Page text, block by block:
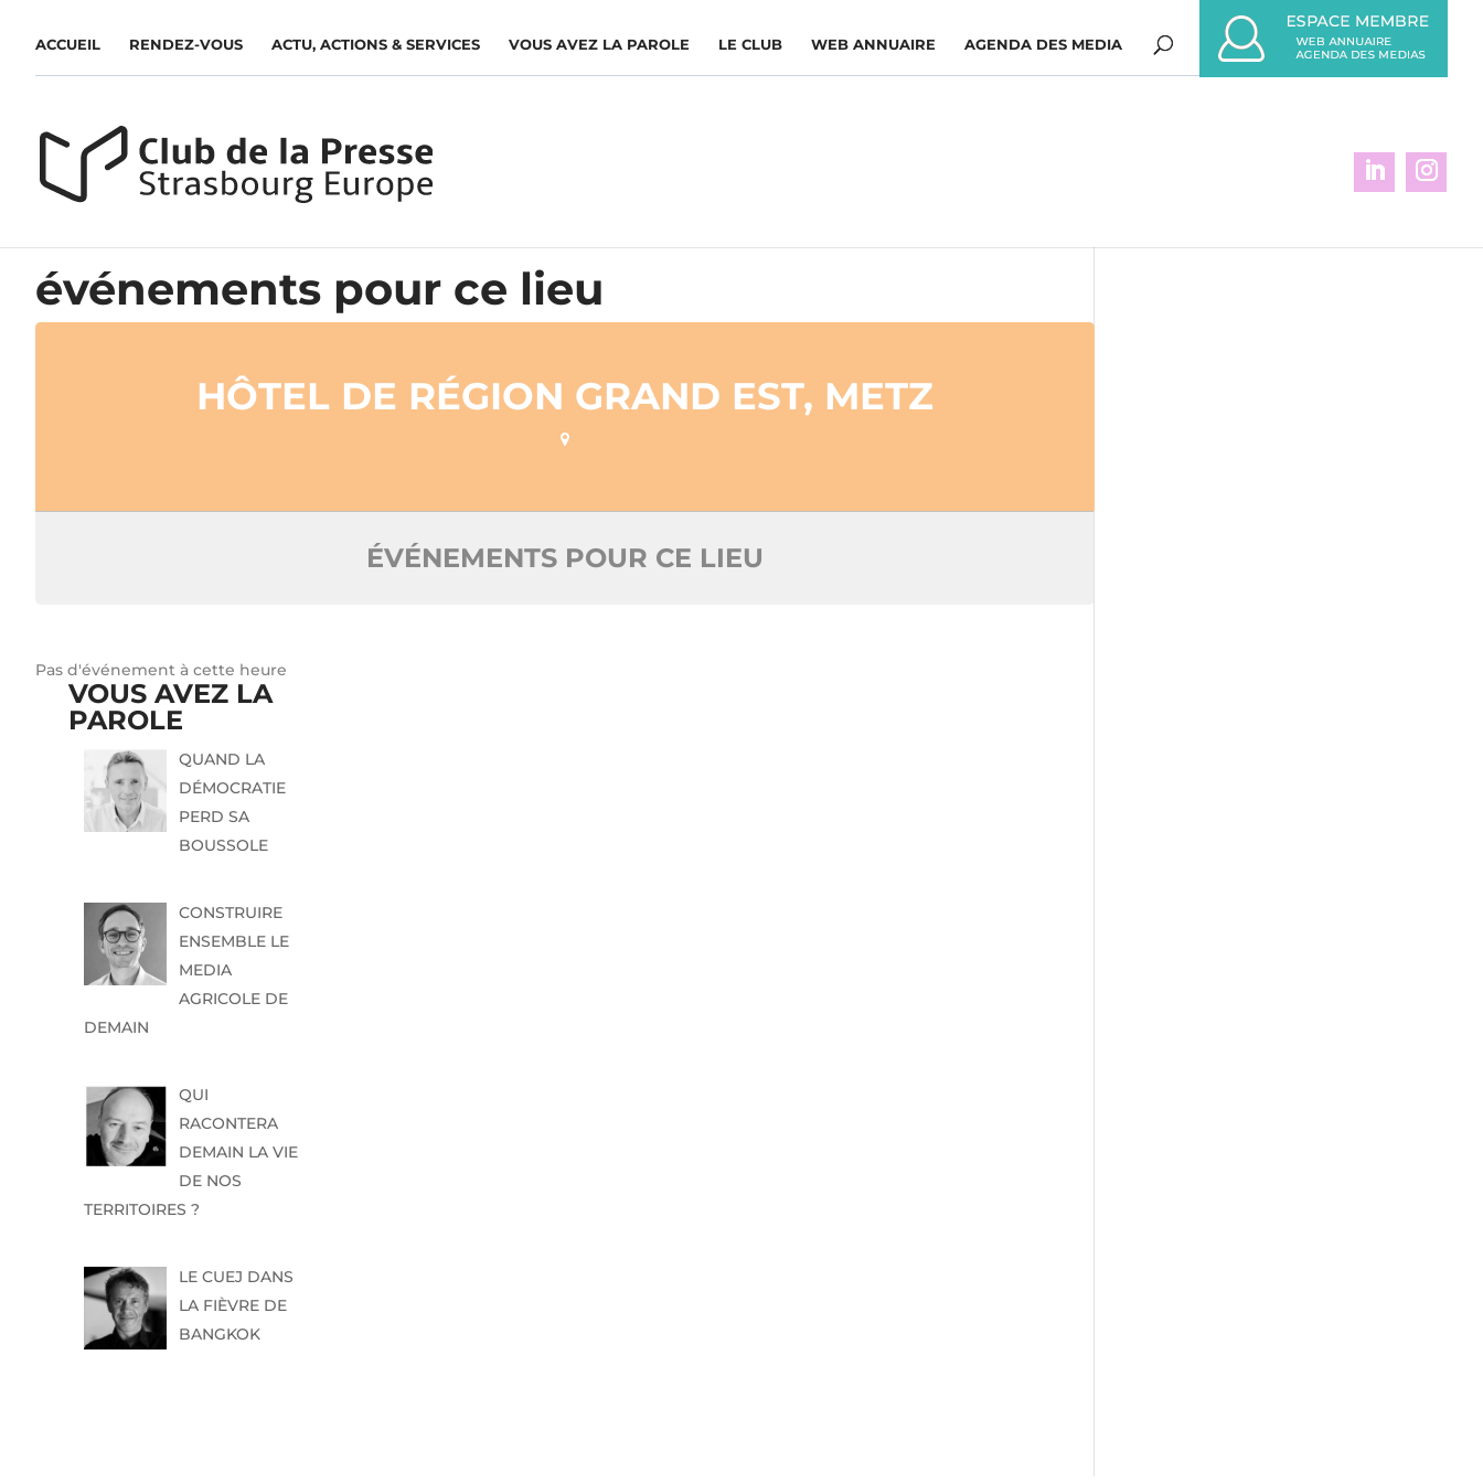
ACCUEIL RENDEZ-VOUS ACTU, ACTIONS & SERVICES VOUS AVEZ LA PAROLE LE CLUB WEB ANNUAIRE AGENDA DES MEDIA
événements pour ce lieu
HÔTEL DE RÉGION GRAND EST, METZ
ÉVÉNEMENTS POUR CE LIEU
Pas d'événement à cette heure
VOUS AVEZ LA
PAROLE
QUAND LA
DÉMOCRATIE
PERD SA
BOUSSOLE
CONSTRUIRE
ENSEMBLE LE
MEDIA
AGRICOLE DE
DEMAIN
QUI
RACONTERA
DEMAIN LA VIE
DE NOS
TERRITOIRES ?
LE CUEJ DANS
LA FIÈVRE DE
BANGKOK